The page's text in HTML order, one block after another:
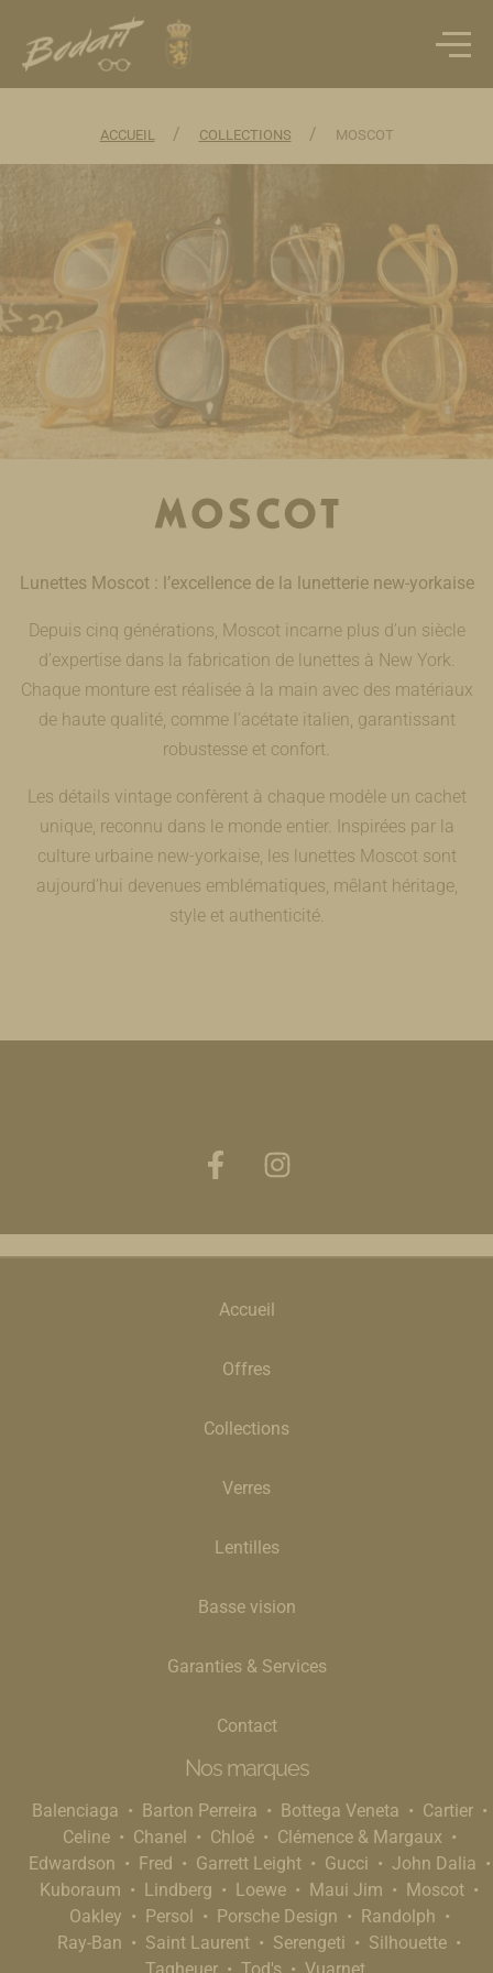
ACCUEIL / COLLECTIONS / MOSCOT
Lunettes Moscot : l’excellence de la lunetterie new-yorkaise
Depuis cinq générations, Moscot incarne plus d’un siècle
d’expertise dans la fabrication de lunettes à New York.
Chaque monture est réalisée à la main avec des matériaux
de haute qualité, comme l’acétate italien, garantissant
robustesse et confort.
Les détails vintage confèrent à chaque modèle un cachet
unique, reconnu dans le monde entier. Inspirées par la
culture urbaine new-yorkaise, les lunettes Moscot sont
aujourd’hui devenues emblématiques, mêlant héritage,
style et authenticité.
Accueil
Offres
Collections
Verres
Lentilles
Basse vision
Garanties & Services
Contact
Nos marques
Balenciaga Barton Perreira Bottega Veneta
Cartier
Celine
Chanel Chloé
Clémence & Margaux
Edwardson
Fred Garrett Leight Gucci
John Dalia
Kuboraum
Lindberg Loewe Maui Jim
Moscot
Oakley
Persol Porsche Design
Randolph
Ray-Ban
Saint Laurent Serengeti
Silhouette